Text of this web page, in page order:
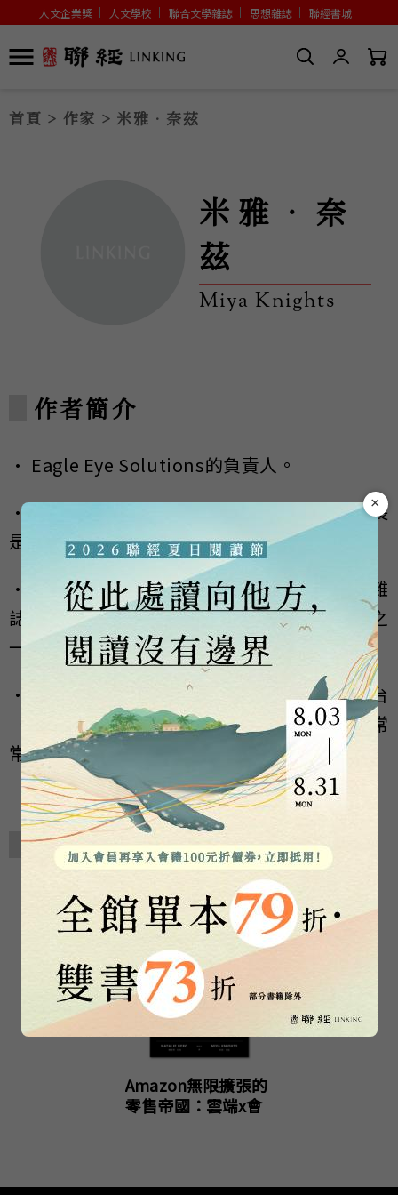
人文企業獎 人文學校 聯合文學雜誌 思想雜誌 聯經書城
首頁 > 作家 > 米雅．奈茲
米雅．奈
茲
Miya Knights
作者簡介
• Eagle Eye Solutions的負責人。
• 20年分析師、記者和編輯的經驗，研究專長
是零售業中運用的企業級科技。
• 擁有《零售科技》（Retail Technology）雜
誌，是Vend排名前五十位零售業影響力人物之
一。
• BBC、獨立電視新聞（ITN）和天空新聞台
（Sky News）等節目均對她做專題採訪，也常
常受邀在業界活動中演講或主持會議。
相關著作
Amazon無限擴張的
零售帝國：雲端x會
×